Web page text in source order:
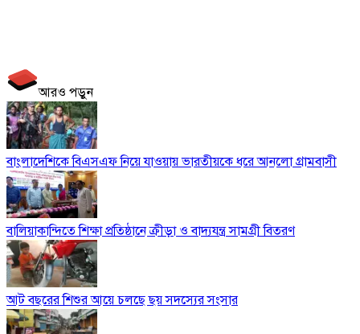
আরও পড়ুন
বাংলাদেশিকে বিএসএফ নিয়ে যাওয়ায় ভারতীয়কে ধরে আনলো গ্রামবাসী
বালিয়াকান্দিতে শিক্ষা প্রতিষ্ঠানে ক্রীড়া ও বাদ্যযন্ত্র সামগ্রী বিতরণ
আট বছরের শিশুর আয়ে চলছে ছয় সদস্যের সংসার